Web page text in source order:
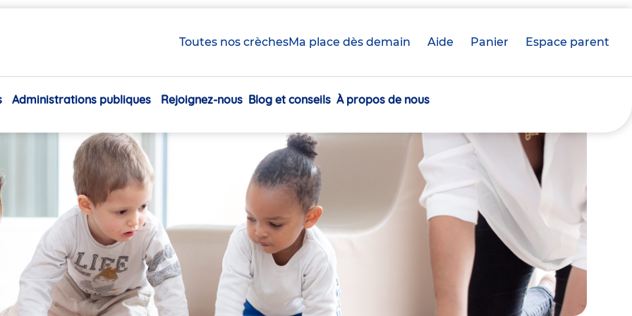
Toutes nos crèchesMa place dès demain Aide Panier crèche(s)
Espace parent
Navigation
Administrations publiques Rejoignez-nous Blog et conseils À propos de nous